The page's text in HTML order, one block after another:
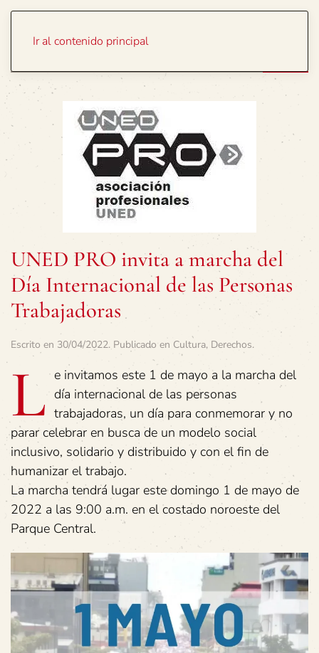
Ir al contenido principal
UNED PRO invita a marcha del
Día Internacional de las Personas
Trabajadoras
Escrito en 30/04/2022. Publicado en Cultura, Derechos.
L e invitamos este 1 de mayo a la marcha del
día internacional de las personas
trabajadoras, un día para conmemorar y no
parar celebrar en busca de un modelo social
inclusivo, solidario y distribuido y con el fin de
humanizar el trabajo.
La marcha tendrá lugar este domingo 1 de mayo de
2022 a las 9:00 a.m. en el costado noroeste del
Parque Central.